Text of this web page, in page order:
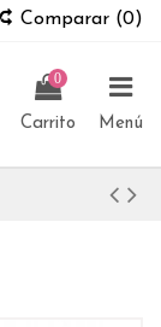
Comparar (0)
0
Carrito Menú